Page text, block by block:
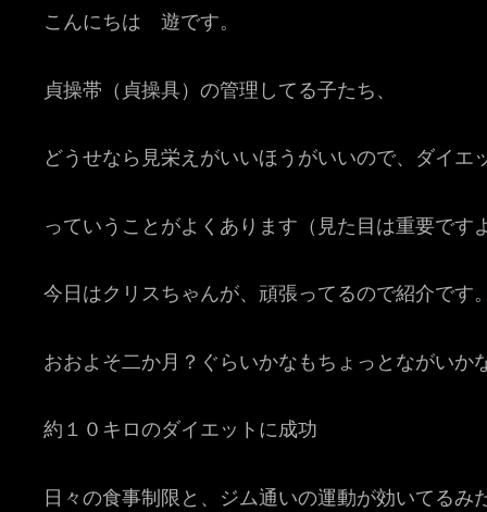
こんにちは 遊です。
貞操帯（貞操具）の管理してる子たち、
どうせなら見栄えがいいほうがいいので、ダイエ
っていうことがよくあります（見た目は重要です
今日はクリスちゃんが、頑張ってるので紹介です
おおよそ二か月？ぐらいかなもちょっとながいか
約１０キロのダイエットに成功
日々の食事制限と、ジム通いの運動が効いてるみ